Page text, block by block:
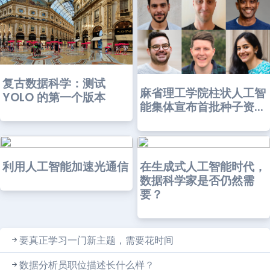
复古数据科学：测试
YOLO 的第一个版本
麻省理工学院柱状人工智
能集体宣布首批种子资...
利用人工智能加速光通信
在生成式人工智能时代，
数据科学家是否仍然需
要？
要真正学习一门新主题，需要花时间
数据分析员职位描述长什么样？